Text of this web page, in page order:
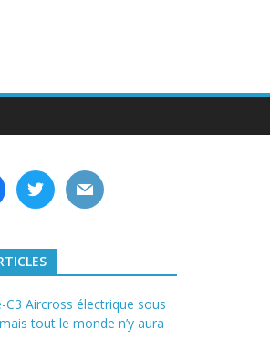
twitter mail
C3 Aircross électrique sous
tout le monde n’y aura